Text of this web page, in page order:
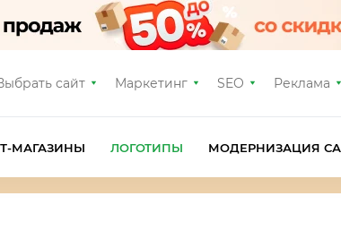
сайт Маркетинг SEO Реклама
МАГАЗИНЫ ЛОГОТИПЫ МОДЕРНИЗАЦИЯ